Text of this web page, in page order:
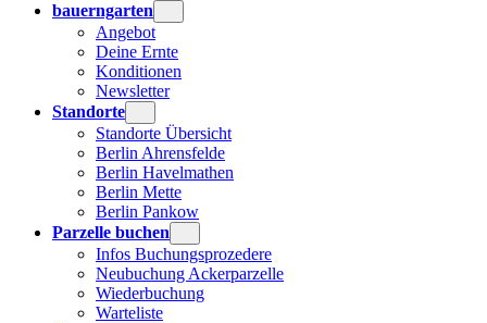
bauerngarten
Angebot
Deine Ernte
Konditionen
Newsletter
Standorte
Standorte Übersicht
Berlin Ahrensfelde
Berlin Havelmathen
Berlin Mette
Berlin Pankow
Parzelle buchen
Infos Buchungsprozedere
Neubuchung Ackerparzelle
Wiederbuchung
Warteliste